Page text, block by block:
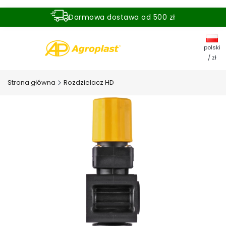
Darmowa dostawa od 500 zł
polski
/ zł
Strona główna Rozdzielacz HD